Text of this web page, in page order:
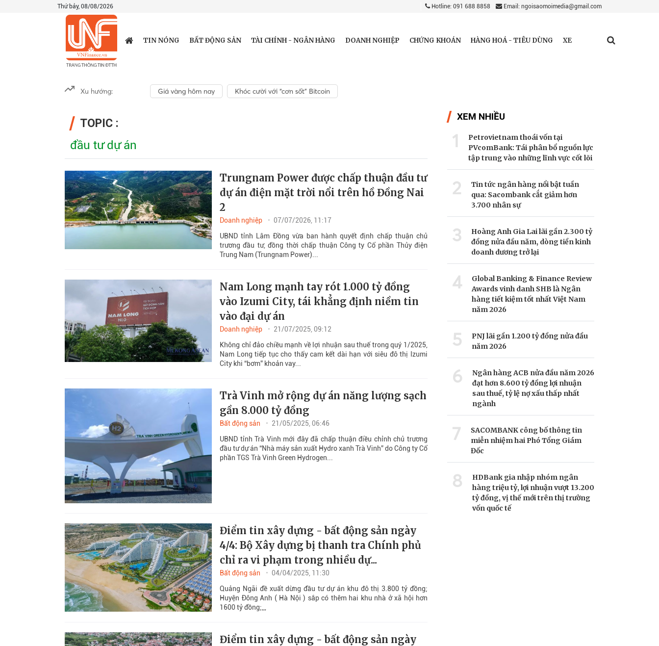
Thứ bảy, 08/08/2026 Hotline: 091 688 8858 Email: ngoisaomoimedia@gmail.com
TIN NÓNG BẤT ĐỘNG SẢN TÀI CHÍNH - NGÂN HÀNG DOANH NGHIỆP CHỨNG KHOÁN HÀNG HOÁ - TIÊU DÙNG XE
Xu hướng: Giá vàng hôm nay Khóc cười với “cơn sốt” Bitcoin
TOPIC :
đầu tư dự án
Trungnam Power được chấp thuận đầu tư
dự án điện mặt trời nổi trên hồ Đồng Nai
2
Doanh nghiệp
07/07/2026, 11:17
UBND tỉnh Lâm Đồng vừa ban hành quyết định chấp thuận chủ
trương đầu tư, đồng thời chấp thuận Công ty Cổ phần Thủy điện
Trung Nam (Trungnam Power)...
Nam Long mạnh tay rót 1.000 tỷ đồng
vào Izumi City, tái khẳng định niềm tin
vào đại dự án
Doanh nghiệp
21/07/2025, 09:12
Không chỉ đảo chiều mạnh về lợi nhuận sau thuế trong quý 1/2025,
Nam Long tiếp tục cho thấy cam kết dài hạn với siêu đô thị Izumi
City khi “bơm” khoản vay...
Trà Vinh mở rộng dự án năng lượng sạch
gần 8.000 tỷ đồng
Bất động sản
21/05/2025, 06:46
UBND tỉnh Trà Vinh mới đây đã chấp thuận điều chỉnh chủ trương
đầu tư dự án “Nhà máy sản xuất Hydro xanh Trà Vinh” do Công ty Cổ
phần TGS Trà Vinh Green Hydrogen...
Điểm tin xây dựng - bất động sản ngày
4/4: Bộ Xây dựng bị thanh tra Chính phủ
chỉ ra vi phạm trong nhiều dự...
Bất động sản
04/04/2025, 11:30
Quảng Ngãi đề xuất dừng đầu tư dự án khu đô thị 3.800 tỷ đồng;
Huyện Đông Anh ( Hà Nội ) sắp có thêm hai khu nhà ở xã hội hơn
1600 tỷ đồng;,,,
Điểm tin xây dựng - bất động sản ngày
XEM NHIỀU
1
Petrovietnam thoái vốn tại
PVcomBank: Tái phân bổ nguồn lực
tập trung vào những lĩnh vực cốt lõi
2
Tin tức ngân hàng nổi bật tuần
qua: Sacombank cắt giảm hơn
3.700 nhân sự
3
Hoàng Anh Gia Lai lãi gần 2.300 tỷ
đồng nửa đầu năm, dòng tiền kinh
doanh dương trở lại
4
Global Banking & Finance Review
Awards vinh danh SHB là Ngân
hàng tiết kiệm tốt nhất Việt Nam
năm 2026
5
PNJ lãi gần 1.200 tỷ đồng nửa đầu
năm 2026
6
Ngân hàng ACB nửa đầu năm 2026
đạt hơn 8.600 tỷ đồng lợi nhuận
sau thuế, tỷ lệ nợ xấu thấp nhất
ngành
7
SACOMBANK công bố thông tin
miễn nhiệm hai Phó Tổng Giám
Đốc
8
HDBank gia nhập nhóm ngân
hàng triệu tỷ, lợi nhuận vượt 13.200
tỷ đồng, vị thế mới trên thị trường
vốn quốc tế